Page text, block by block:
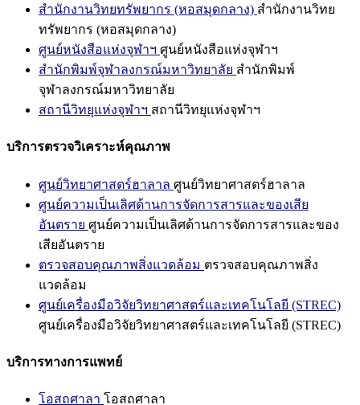
สำนักงานวิทยทรัพยากร (หอสมุดกลาง) สำนักงานวิทย
ทรัพยากร (หอสมุดกลาง)
ศูนย์หนังสือแห่งจุฬาฯ ศูนย์หนังสือแห่งจุฬาฯ
สำนักพิมพ์จุฬาลงกรณ์มหาวิทยาลัย สำนักพิมพ์
จุฬาลงกรณ์มหาวิทยาลัย
สถานีวิทยุแห่งจุฬาฯ สถานีวิทยุแห่งจุฬาฯ
บริการตรวจวิเคราะห์คุณภาพ
ศูนย์วิทยาศาสตร์ฮาลาล ศูนย์วิทยาศาสตร์ฮาลาล
ศูนย์ความเป็นเลิศด้านการจัดการสารและของเสีย
อันตราย ศูนย์ความเป็นเลิศด้านการจัดการสารและของ
เสียอันตราย
ตรวจสอบคุณภาพสิ่งแวดล้อม ตรวจสอบคุณภาพสิ่ง
แวดล้อม
ศูนย์เครื่องมือวิจัยวิทยาศาสตร์และเทคโนโลยี (STREC)
ศูนย์เครื่องมือวิจัยวิทยาศาสตร์และเทคโนโลยี (STREC)
บริการทางการแพทย์
โอสถศาลา โอสถศาลา